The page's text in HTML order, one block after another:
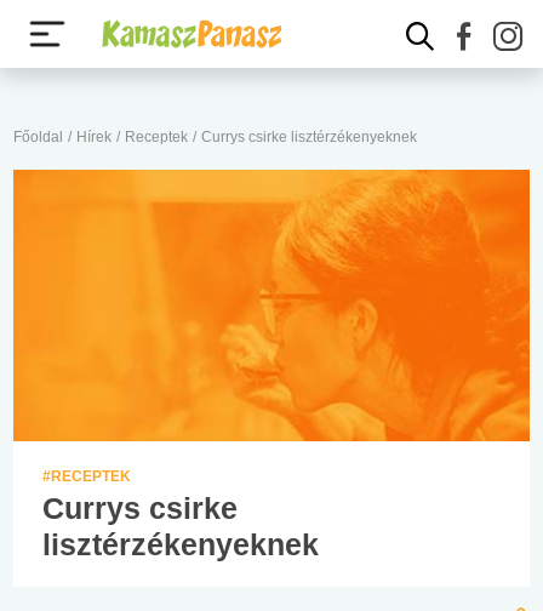
Főoldal / Hírek / Receptek / Currys csirke lisztérzékenyeknek
#RECEPTEK
Currys csirke
lisztérzékenyeknek